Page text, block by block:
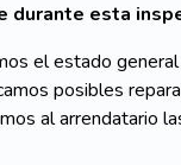
durante esta
el estado
posibles
al arrendatario